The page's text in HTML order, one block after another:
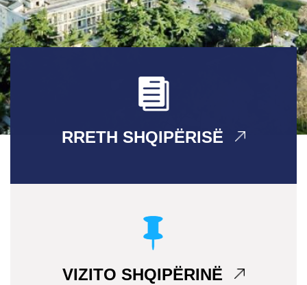
RRETH SHQIPËRISË
VIZITO SHQIPËRINË